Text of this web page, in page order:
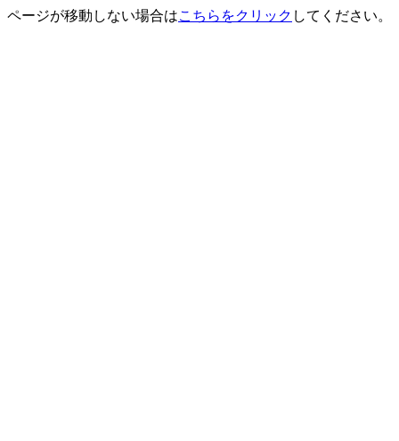
ページが移動しない場合はこちらをクリック してください。